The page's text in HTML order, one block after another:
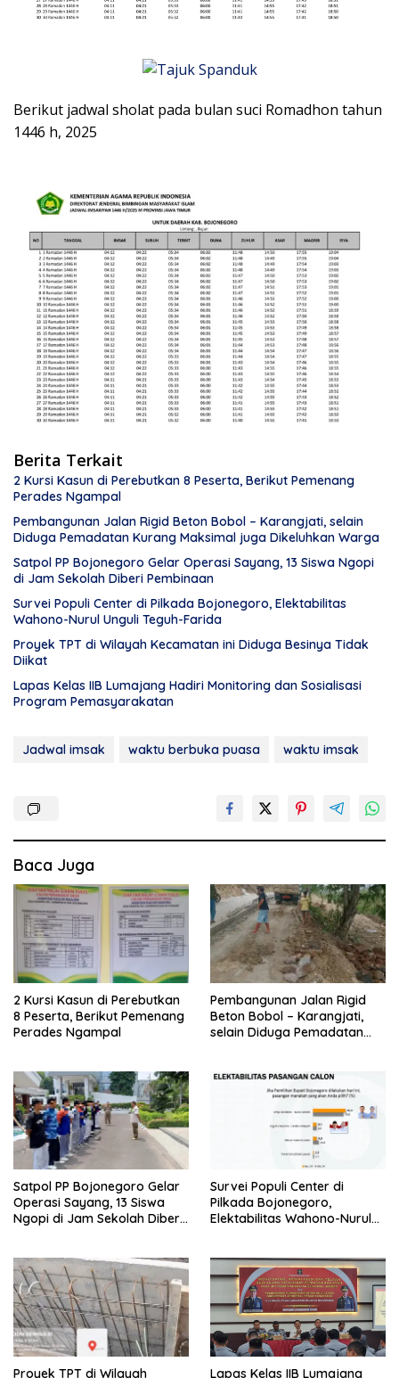
Berikut jadwal sholat pada bulan suci Romadhon tahun
1446 h, 2025
Berita Terkait
2 Kursi Kasun di Perebutkan 8 Peserta, Berikut Pemenang
Perades Ngampal
Pembangunan Jalan Rigid Beton Bobol – Karangjati, selain
Diduga Pemadatan Kurang Maksimal juga Dikeluhkan Warga
Satpol PP Bojonegoro Gelar Operasi Sayang, 13 Siswa Ngopi
di Jam Sekolah Diberi Pembinaan
Survei Populi Center di Pilkada Bojonegoro, Elektabilitas
Wahono-Nurul Unguli Teguh-Farida
Proyek TPT di Wilayah Kecamatan ini Diduga Besinya Tidak
Diikat
Lapas Kelas IIB Lumajang Hadiri Monitoring dan Sosialisasi
Program Pemasyarakatan
Jadwal imsak waktu berbuka puasa waktu imsak
Baca Juga
2 Kursi Kasun di Perebutkan
8 Peserta, Berikut Pemenang
Perades Ngampal
Pembangunan Jalan Rigid
Beton Bobol – Karangjati,
selain Diduga Pemadatan
Satpol PP Bojonegoro Gelar
Operasi Sayang, 13 Siswa
Ngopi di Jam Sekolah Diberi
Survei Populi Center di
Pilkada Bojonegoro,
Elektabilitas Wahono-Nurul
Proyek TPT di Wilayah Lapas Kelas IIB Lumajang